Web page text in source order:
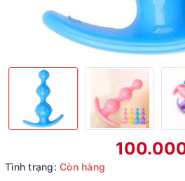
Tình trạng: Còn hàng